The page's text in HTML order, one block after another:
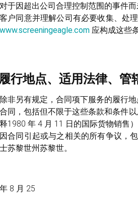
对于因超出公司合理控制范围的事件
客户同意并理解公司有必要收集、处
www.screeningeagle.com 应构成这些
行地点、适用法律、管
除非另有规定，合同项下服务的履行
合同，包括但不限于这些条款和条件
释1980 年 4 月 11 日的国际货物销售
因合同引起或与之相关的所有争议，
士苏黎世州苏黎世。
8 月 25